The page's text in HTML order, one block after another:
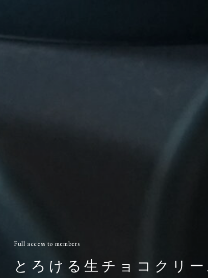
Full access to members
とろける生チョコクリ